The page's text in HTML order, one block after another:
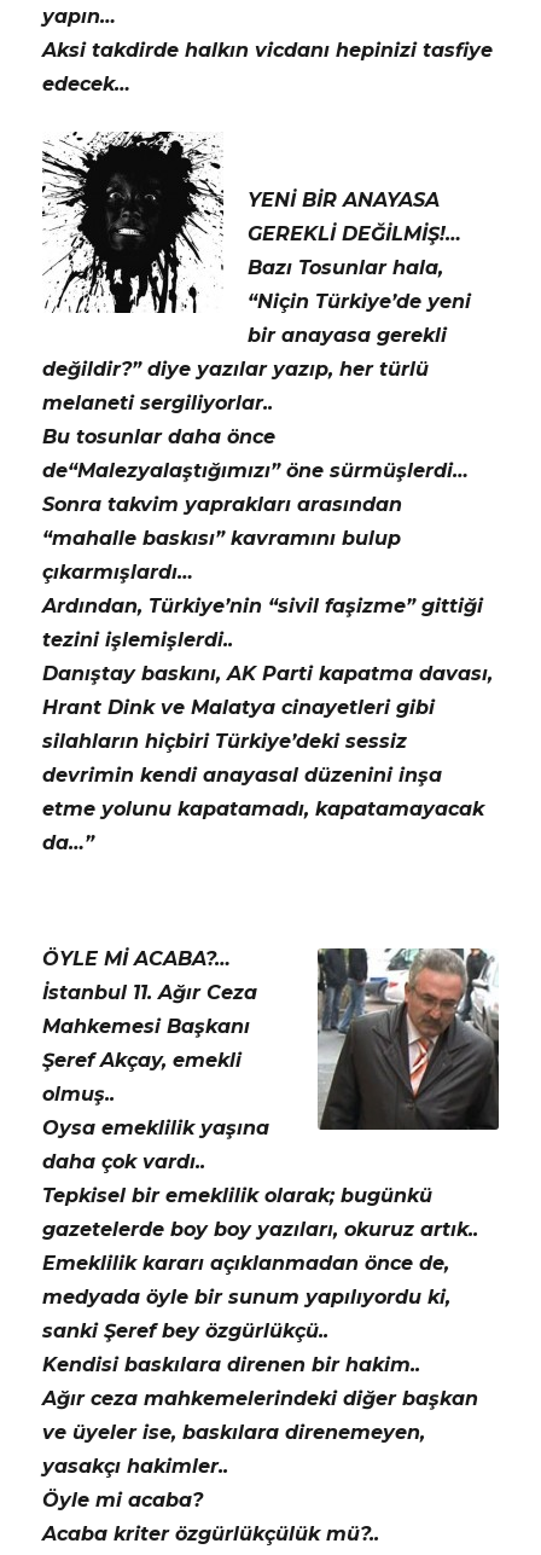
yapın…
Aksi takdirde halkın vicdanı hepinizi tasfiye
edecek…
YENİ BİR ANAYASA
GEREKLİ DEĞİLMİŞ!…
Bazı Tosunlar hala,
“Niçin Türkiye’de yeni
bir anayasa gerekli
değildir?” diye yazılar yazıp, her türlü
melaneti sergiliyorlar..
Bu tosunlar daha önce
de“Malezyalaştığımızı” öne sürmüşlerdi…
Sonra takvim yaprakları arasından
“mahalle baskısı” kavramını bulup
çıkarmışlardı…
Ardından, Türkiye’nin “sivil faşizme” gittiği
tezini işlemişlerdi..
Danıştay baskını, AK Parti kapatma davası,
Hrant Dink ve Malatya cinayetleri gibi
silahların hiçbiri Türkiye’deki sessiz
devrimin kendi anayasal düzenini inşa
etme yolunu kapatamadı, kapatamayacak
da…”
ÖYLE Mİ ACABA?…
İstanbul 11. Ağır Ceza
Mahkemesi Başkanı
Şeref Akçay, emekli
olmuş..
Oysa emeklilik yaşına
daha çok vardı..
Tepkisel bir emeklilik olarak; bugünkü
gazetelerde boy boy yazıları, okuruz artık..
Emeklilik kararı açıklanmadan önce de,
medyada öyle bir sunum yapılıyordu ki,
sanki Şeref bey özgürlükçü..
Kendisi baskılara direnen bir hakim..
Ağır ceza mahkemelerindeki diğer başkan
ve üyeler ise, baskılara direnemeyen,
yasakçı hakimler..
Öyle mi acaba?
Acaba kriter özgürlükçülük mü?..